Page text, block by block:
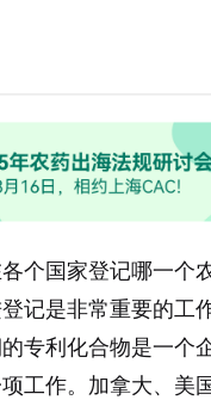
个国家登记哪一个
记是非常重要的工
专利化合物是一个
工作。加拿大、美